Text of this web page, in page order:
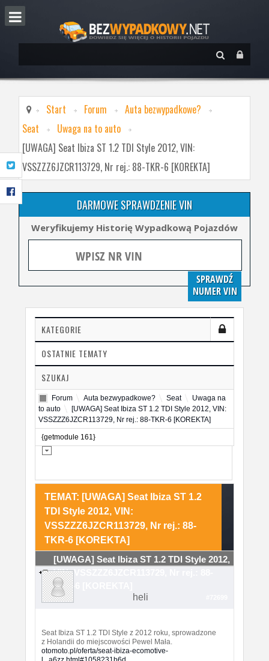
Start Forum
Auta bezwypadkowe?
Seat
Uwaga na to auto
[UWAGA] Seat Ibiza ST 1.2 TDI Style 2012, VIN:
VSSZZZ6JZCR113729, Nr rej.: 88-TKR-6 [KOREKTA]
DARMOWE SPRAWDZENIE VIN
Weryfikujemy Historię Wypadkową Pojazdów
SPRAWDŹ
NUMER VIN
KATEGORIE
OSTATNIE TEMATY
SZUKAJ
Forum Auta bezwypadkowe? Seat
Uwaga na
to auto
[UWAGA] Seat Ibiza ST 1.2 TDI Style 2012, VIN:
VSSZZZ6JZCR113729, Nr rej.: 88-TKR-6 [KOREKTA]
{getmodule 161}
TEMAT: [UWAGA] Seat Ibiza ST 1.2
TDI Style 2012, VIN:
VSSZZZ6JZCR113729, Nr rej.: 88-
TKR-6 [KOREKTA]
[UWAGA] Seat Ibiza ST 1.2 TDI Style 2012,
VIN: VSSZZZ6JZCR113729, Nr rej.: 88-
TKR-6 [KOREKTA]
heli
Seat Ibiza ST 1.2 TDI Style z 2012 roku, sprowadzone
z Holandii do miejscowości Pewel Mała.
otomoto.pl/oferta/seat-ibiza-ecomotive-